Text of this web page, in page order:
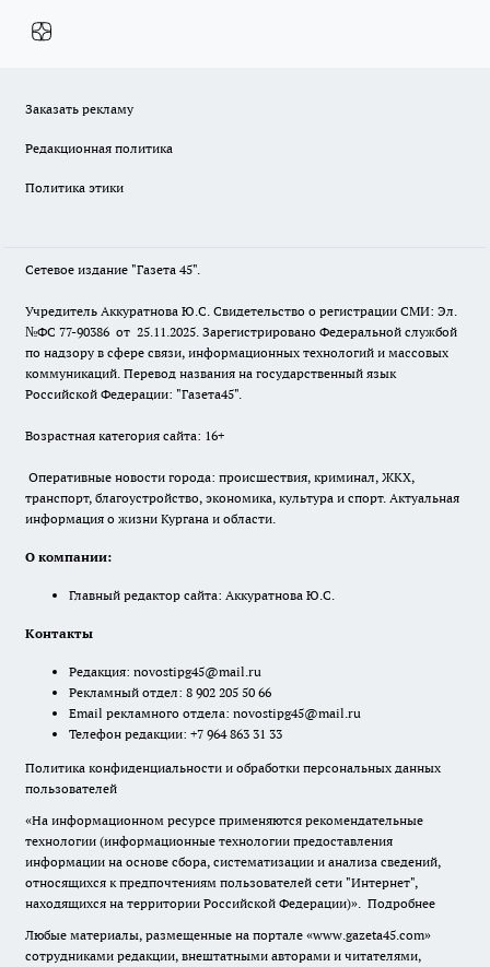
Заказать рекламу
Редакционная политика
Политика этики
Сетевое издание "Газета 45".
Учредитель Аккуратнова Ю.С. Свидетельство о регистрации СМИ: Эл.
№ФС 77-90386 от 25.11.2025. Зарегистрировано Федеральной службой
по надзору в сфере связи, информационных технологий и массовых
коммуникаций. Перевод названия на государственный язык
Российской Федерации: "Газета45".
Возрастная категория сайта: 16+
Оперативные новости города: происшествия, криминал, ЖКХ,
транспорт, благоустройство, экономика, культура и спорт. Актуальная
информация о жизни Кургана и области.
О компании:
Главный редактор сайта: Аккуратнова Ю.С.
Контакты
Редакция: novostipg45@mail.ru
Рекламный отдел: 8 902 205 50 66
Email рекламного отдела: novostipg45@mail.ru
Телефон редакции: +7 964 863 31 33
Политика конфиденциальности и обработки персональных данных
пользователей
«На информационном ресурсе применяются рекомендательные
технологии (информационные технологии предоставления
информации на основе сбора, систематизации и анализа сведений,
относящихся к предпочтениям пользователей сети "Интернет",
находящихся на территории Российской Федерации)». Подробнее
Любые материалы, размещенные на портале «www.gazeta45.com»
сотрудниками редакции, внештатными авторами и читателями,